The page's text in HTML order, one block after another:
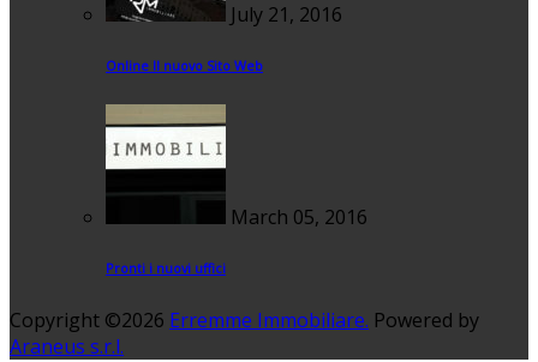
July 21, 2016
Online Il nuovo Sito Web
March 05, 2016
Pronti i nuovi uffici
Copyright ©2026 Erremme Immobiliare. Powered by
Araneus s.r.l.